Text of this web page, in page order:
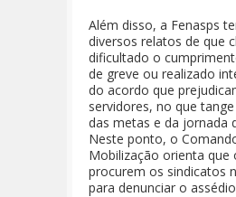
Além disso, a Fenasps
diversos relatos de que
dificultado o
de greve ou realizado
do acordo que
servidores, no que
das metas e da jornada
Neste ponto, o
Mobilização orienta que
procurem os sindicatos
para denunciar o